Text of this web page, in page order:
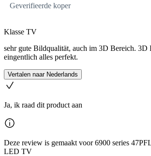
Geverifieerde koper
Klasse TV
sehr gute Bildqualität, auch im 3D Bereich. 3D
eingentlich alles perfekt.
Vertalen naar Nederlands
Ja, ik raad dit product aan
Deze review is gemaakt voor 6900 series
LED TV